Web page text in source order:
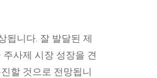
됩니다. 잘 발달된 제
사제 시장 성장을 견
할 것으로 전망됩니